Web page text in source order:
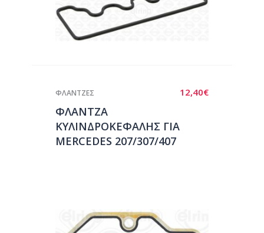
12,40€
ΦΛΑΝΤΖΕΣ
ΦΛΑΝΤΖΑ
ΚΥΛΙΝΔΡΟΚΕΦΑΛΗΣ ΓΙΑ
MERCEDES 207/307/407